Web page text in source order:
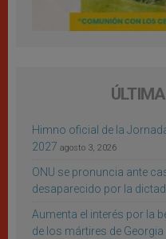
Himno oficial de la
2027 agosto 3, 2026
ONU se pronuncia ante
desaparecido por la
Aumenta el interés por la
de los mártires de